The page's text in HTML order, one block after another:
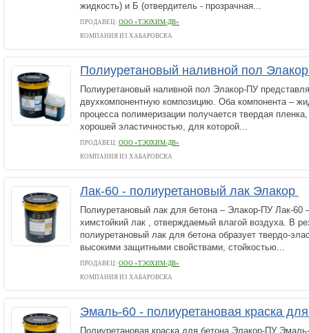
жидкость) и Б (отвердитель - прозрачная...
ПРОДАВЕЦ: ООО «ТЭОХИМ-ДВ»
КОМПАНИЯ ИЗ ХАБАРОВСКА
Полиуретановый наливной пол
Полиуретановый наливной пол Элакор-ПУ
двухкомпонентную композицию. Оба компонента –
процесса полимеризации получается твердая
хорошей эластичностью, для которой...
ПРОДАВЕЦ: ООО «ТЭОХИМ-ДВ»
КОМПАНИЯ ИЗ ХАБАРОВСКА
Лак-60 - полиуретановый лак Элакор
Полиуретановый лак для бетона – Элакор-ПУ Лак-60
химстойкий лак , отверждаемый влагой воздуха. В
полиуретановый лак для бетона образует твердо-
высокими защитными свойствами, стойкостью...
ПРОДАВЕЦ: ООО «ТЭОХИМ-ДВ»
КОМПАНИЯ ИЗ ХАБАРОВСКА
Эмаль-60 - полиуретановая краска
Полиуретановая краска для бетона Элакор-ПУ